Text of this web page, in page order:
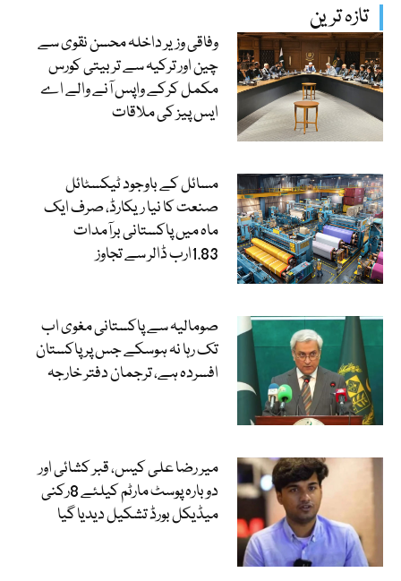
تازہ ترین
وفاقی وزیر داخلہ محسن نقوی سے
چین اور ترکیہ سے تربیتی کورس
مکمل کرکے واپس آنے والے اے
ایس پیز کی ملاقات
مسائل کے باوجود ٹیکسٹائل
صنعت کا نیا ریکارڈ، صرف ایک
ماہ میں پاکستانی برآمدات
1.83ارب ڈالر سے تجاوز
صومالیہ سے پاکستانی مغوی اب
تک رہا نہ ہوسکے جس پر پاکستان
افسردہ ہے، ترجمان دفتر خارجہ
میر رضا علی کیس، قبر کشائی اور
دوبارہ پوسٹ مارٹم کیلئے 8رکنی
میڈیکل بورڈ تشکیل دیدیا گیا